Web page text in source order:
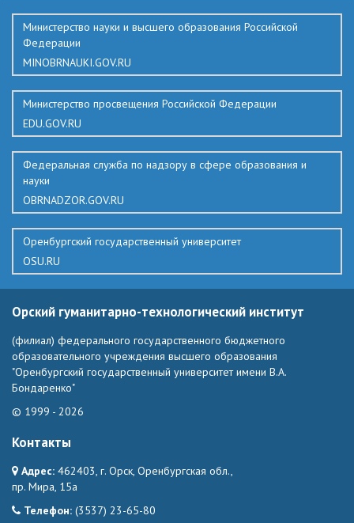
Министерство науки и высшего образования Российской
Федерации
MINOBRNAUKI.GOV.RU
Министерство просвещения Российской Федерации
EDU.GOV.RU
Федеральная служба по надзору в сфере образования и
науки
OBRNADZOR.GOV.RU
Оренбургский государственный университет
OSU.RU
Орский гуманитарно-технологический институт
(филиал) федерального государственного бюджетного
образовательного учреждения высшего образования
"Оренбургский государственный университет имени В.А.
Бондаренко"
© 1999 - 2026
Контакты
Адрес: 462403, г. Орск, Оренбургская обл.,
пр. Мира, 15а
Телефон: (3537) 23-65-80